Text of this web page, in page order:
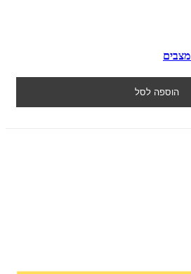
הוספה לסל